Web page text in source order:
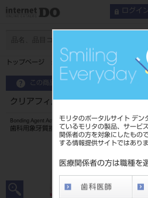
モリタのポータルサイト デン
ているモリタの製品、サービ
関係者の方を対象にしたもの
する情報提供サイトではありま
医療関係者の方は職種を
ログイ
トップページ クリアフィル DCアクティベ
この商品に関するお問い合わせ
クリアフィル DCアクティベーター
Bonding Agent Activator
歯科用象牙質接着材